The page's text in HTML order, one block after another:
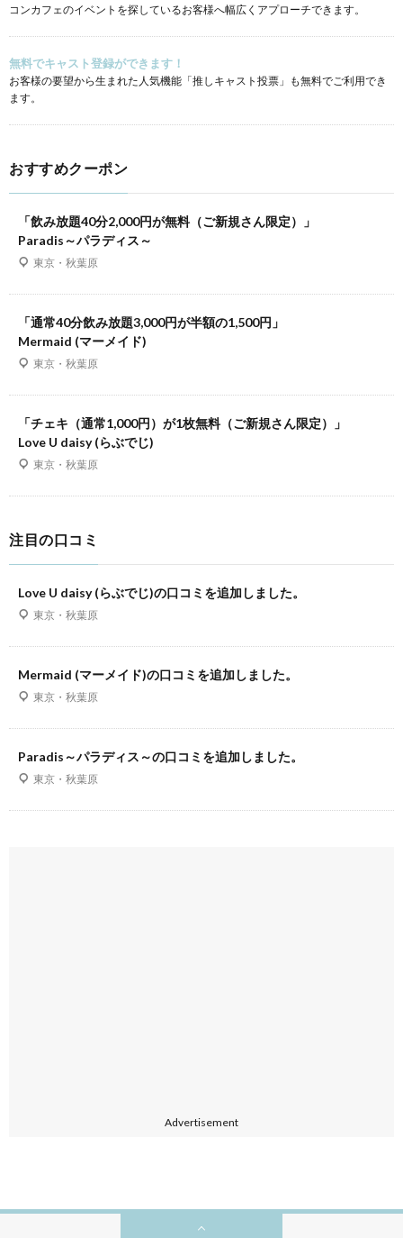
コンカフェのイベントを探しているお客様へ幅広くアプローチできます。
無料でキャスト登録ができます！
お客様の要望から生まれた人気機能「推しキャスト投票」も無料でご利用でき
ます。
おすすめクーポン
「飲み放題40分2,000円が無料（ご新規さん限定）」
Paradis～パラディス～
東京・秋葉原
「通常40分飲み放題3,000円が半額の1,500円」
Mermaid (マーメイド)
東京・秋葉原
「チェキ（通常1,000円）が1枚無料（ご新規さん限定）」
Love U daisy (らぶでじ)
東京・秋葉原
注目の口コミ
Love U daisy (らぶでじ)の口コミを追加しました。
東京・秋葉原
Mermaid (マーメイド)の口コミを追加しました。
東京・秋葉原
Paradis～パラディス～の口コミを追加しました。
東京・秋葉原
Advertisement